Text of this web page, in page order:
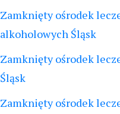
Zamknięty ośrodek
alkoholowych Śląsk
Zamknięty ośrodek
Śląsk
Zamknięty ośrodek